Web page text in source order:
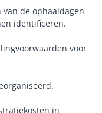
de ophaaldagen
identificeren.
voor
in